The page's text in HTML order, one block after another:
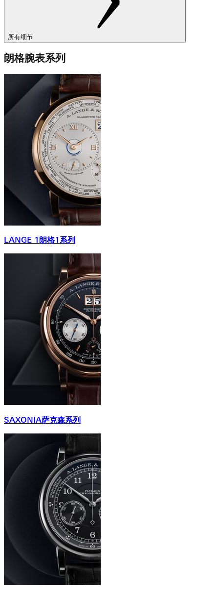
所有细节
朗格腕表系列
LANGE 1朗格1系列
SAXONIA萨克森系列